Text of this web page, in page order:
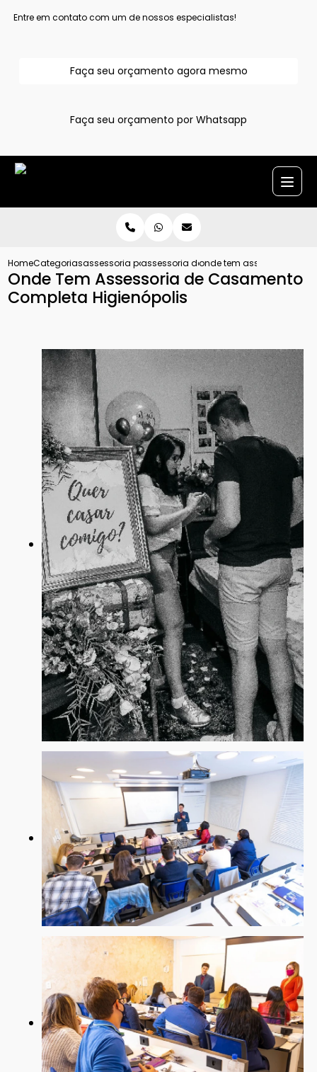
Entre em contato com um de nossos especialistas!
Faça seu orçamento agora mesmo
Faça seu orçamento por Whatsapp
HomeCategoriasassessoria para casamentos
assessoria de casamento grande sao
onde tem assessoria de
Onde Tem Assessoria de Casamento
Completa Higienópolis